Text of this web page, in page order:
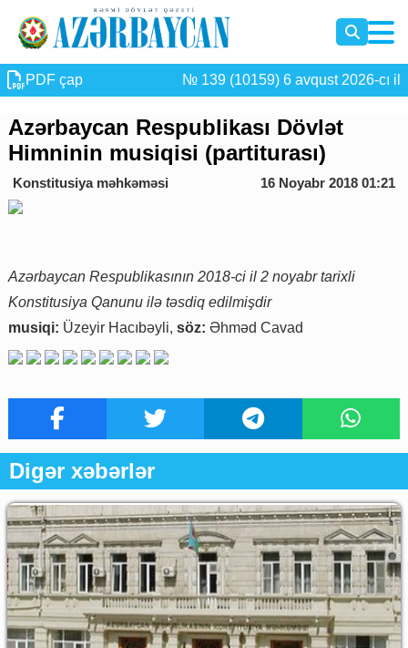
PDF çap № 139 (10159) 6 avqust 2026-cı il
Azərbaycan Respublikası Dövlət
Himninin musiqisi (partiturası)
Konstitusiya məhkəməsi 16 Noyabr 2018 01:21
Azərbaycan Respublikasının 2018-ci il 2 noyabr tarixli
Konstitusiya Qanunu ilə təsdiq edilmişdir
musiqi: Üzeyir Hacıbəyli, söz: Əhməd Cavad
Digər xəbərlər